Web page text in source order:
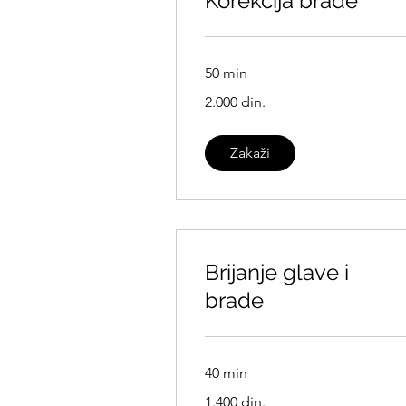
50 min
srpskih
2.000 din.
Zakaži
Brijanje glave i
brade
40 min
srpskih
1.400 din.